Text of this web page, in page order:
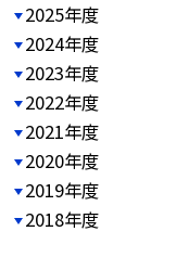
2025年度
2024年度
2023年度
2022年度
2021年度
2020年度
2019年度
2018年度